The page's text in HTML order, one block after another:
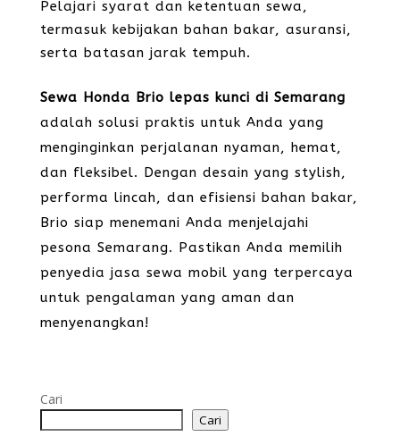
Pelajari syarat dan ketentuan sewa,
termasuk kebijakan bahan bakar, asuransi,
serta batasan jarak tempuh.
Sewa Honda Brio lepas kunci di Semarang
adalah solusi praktis untuk Anda yang
menginginkan perjalanan nyaman, hemat,
dan fleksibel. Dengan desain yang stylish,
performa lincah, dan efisiensi bahan bakar,
Brio siap menemani Anda menjelajahi
pesona Semarang. Pastikan Anda memilih
penyedia jasa sewa mobil yang terpercaya
untuk pengalaman yang aman dan
menyenangkan!
Cari
Cari